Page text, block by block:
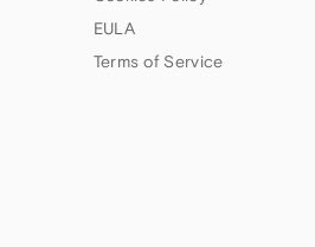
EULA
Terms of Service